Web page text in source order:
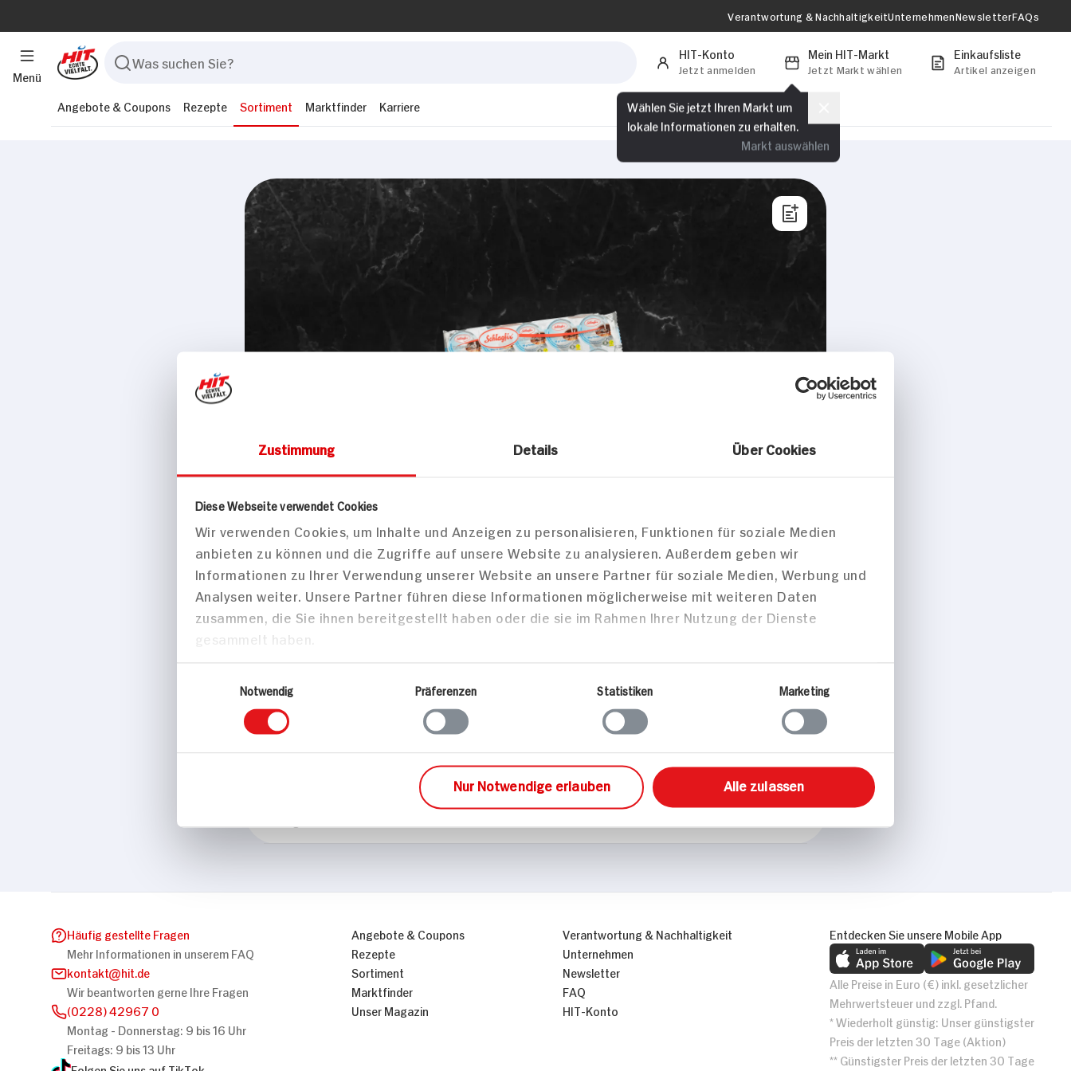
Zustimmung Details Über Cookies
Diese Webseite verwendet Cookies
Wir verwenden Cookies, um Inhalte und Anzeigen zu personalisieren, Funktionen für soziale Medien
anbieten zu können und die Zugriffe auf unsere Website zu analysieren. Außerdem geben wir
Informationen zu Ihrer Verwendung unserer Website an unsere Partner für soziale Medien, Werbung und
Analysen weiter. Unsere Partner führen diese Informationen möglicherweise mit weiteren Daten
zusammen, die Sie ihnen bereitgestellt haben oder die sie im Rahmen Ihrer Nutzung der Dienste
gesammelt haben.
Notwendig
Präferenzen Statistiken Marketing
Nur Notwendige erlauben Alle zulassen
Menü
Verantwortung & NachhaltigkeitUnternehmenNewsletterFAQs
HIT-Konto
Jetzt anmelden
Mein HIT-Markt
Jetzt Markt wählen
Wählen Sie jetzt Ihren Markt um
lokale Informationen zu erhalten.
Markt auswählen
Einkaufsliste
Artikel anzeigen
Angebote & Coupons Rezepte Sortiment Marktfinder Karriere
Käse, Eier & Molkerei Milchkonzentrate
Schlagfix Kaffeeweißer 10% Fett
10x10g Packung
Markt finden
Bitte wählen Sie einen Markt aus,
Eigenschaften
Laktosefrei
Häufig gestellte Fragen
Mehr Informationen in unserem FAQ
kontakt
hit.de
Wir beantworten gerne Ihre Fragen
(0228) 42967 0
Montag - Donnerstag: 9 bis 16 Uhr
Freitags: 9 bis 13 Uhr
Angebote & Coupons
Rezepte
Sortiment
Marktfinder
Unser Magazin
Verantwortung & Nachhaltigkeit
Unternehmen
Newsletter
FAQ
HIT-Konto
Entdecken Sie unsere Mobile App
Alle Preise in Euro (€) inkl. gesetzlicher
Mehrwertsteuer und zzgl. Pfand.
* Wiederholt günstig: Unser günstigster
Preis der letzten 30 Tage (Aktion)
** Günstigster Preis der letzten 30 Tage